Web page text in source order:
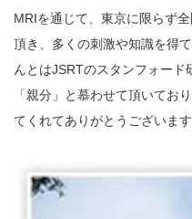
MRIを通じて、東京に限らず
頂き、多くの刺激や知識を得
んとはJSRTのスタンフォード
「親分」と慕わせて頂いてお
てくれてありがとうございます